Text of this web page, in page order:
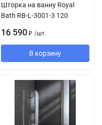
Шторка на ванну Royal
Bath RB-L-3001-3 120
16 590 ₽ /шт.
В корзину